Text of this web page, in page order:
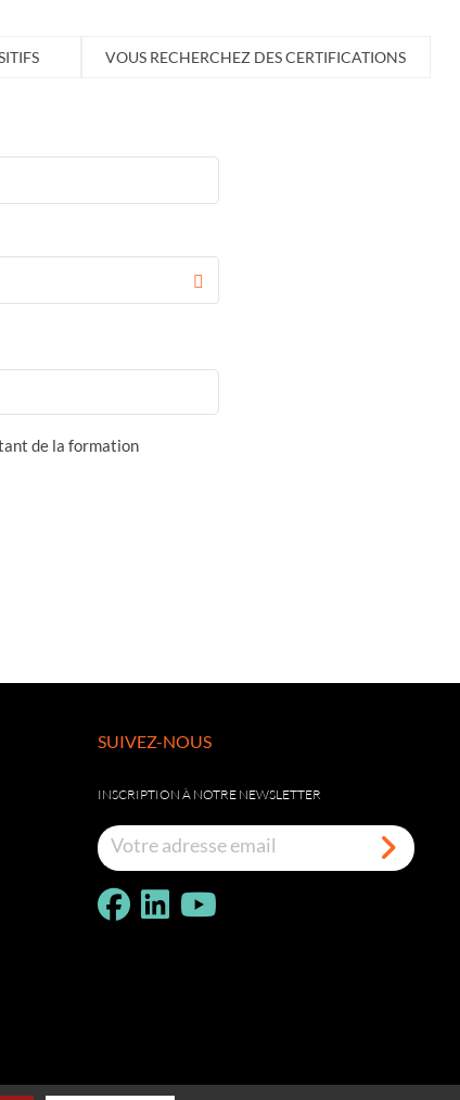
VOUS RECHERCHEZ DES CERTIFICATIONS
de la formation
SUIVEZ-NOUS
INSCRIPTION À NOTRE NEWSLETTER